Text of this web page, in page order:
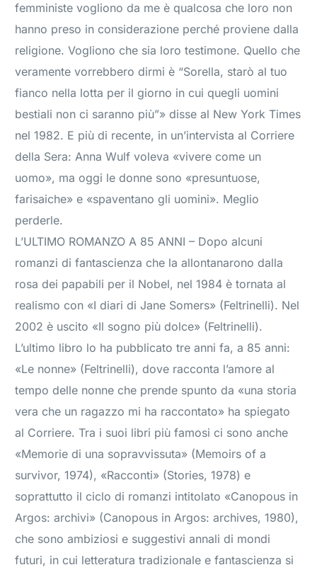
femministe vogliono da me è qualcosa che loro non
hanno preso in considerazione perché proviene dalla
religione. Vogliono che sia loro testimone. Quello che
veramente vorrebbero dirmi è “Sorella, starò al tuo
fianco nella lotta per il giorno in cui quegli uomini
bestiali non ci saranno più”» disse al New York Times
nel 1982. E più di recente, in un’intervista al Corriere
della Sera: Anna Wulf voleva «vivere come un
uomo», ma oggi le donne sono «presuntuose,
farisaiche» e «spaventano gli uomini». Meglio
perderle.
L’ULTIMO ROMANZO A 85 ANNI – Dopo alcuni
romanzi di fantascienza che la allontanarono dalla
rosa dei papabili per il Nobel, nel 1984 è tornata al
realismo con «I diari di Jane Somers» (Feltrinelli). Nel
2002 è uscito «Il sogno più dolce» (Feltrinelli).
L’ultimo libro lo ha pubblicato tre anni fa, a 85 anni:
«Le nonne» (Feltrinelli), dove racconta l’amore al
tempo delle nonne che prende spunto da «una storia
vera che un ragazzo mi ha raccontato» ha spiegato
al Corriere. Tra i suoi libri più famosi ci sono anche
«Memorie di una sopravvissuta» (Memoirs of a
survivor, 1974), «Racconti» (Stories, 1978) e
soprattutto il ciclo di romanzi intitolato «Canopous in
Argos: archivi» (Canopous in Argos: archives, 1980),
che sono ambiziosi e suggestivi annali di mondi
futuri, in cui letteratura tradizionale e fantascienza si